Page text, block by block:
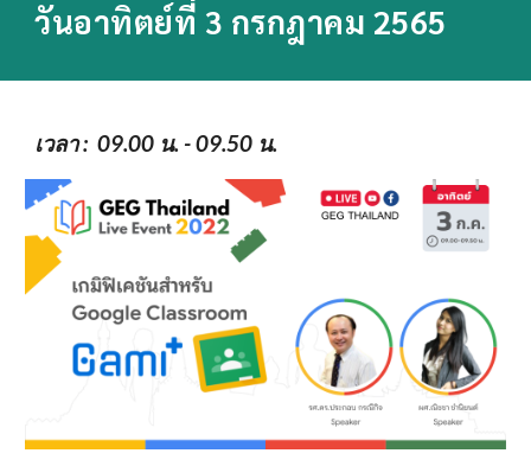
วันอาทิตย์ที่ 3 กรกฎาคม 2565
เวลา :  09.00 น. - 09.50 น.